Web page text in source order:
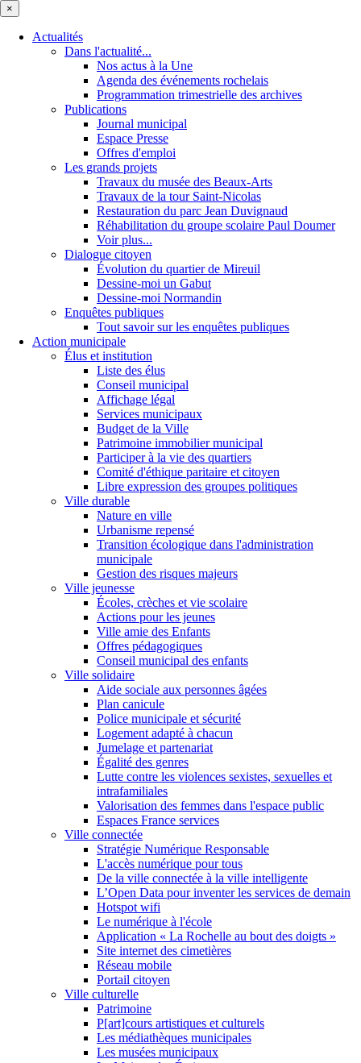
×
Actualités
Dans l'actualité...
Nos actus à la Une
Agenda des événements rochelais
Programmation trimestrielle des archives
Publications
Journal municipal
Espace Presse
Offres d'emploi
Les grands projets
Travaux du musée des Beaux-Arts
Travaux de la tour Saint-Nicolas
Restauration du parc Jean Duvignaud
Réhabilitation du groupe scolaire Paul Doumer
Voir plus...
Dialogue citoyen
Évolution du quartier de Mireuil
Dessine-moi un Gabut
Dessine-moi Normandin
Enquêtes publiques
Tout savoir sur les enquêtes publiques
Action municipale
Élus et institution
Liste des élus
Conseil municipal
Affichage légal
Services municipaux
Budget de la Ville
Patrimoine immobilier municipal
Participer à la vie des quartiers
Comité d'éthique paritaire et citoyen
Libre expression des groupes politiques
Ville durable
Nature en ville
Urbanisme repensé
Transition écologique dans l'administration
municipale
Gestion des risques majeurs
Ville jeunesse
Écoles, crèches et vie scolaire
Actions pour les jeunes
Ville amie des Enfants
Offres pédagogiques
Conseil municipal des enfants
Ville solidaire
Aide sociale aux personnes âgées
Plan canicule
Police municipale et sécurité
Logement adapté à chacun
Jumelage et partenariat
Égalité des genres
Lutte contre les violences sexistes, sexuelles et
intrafamiliales
Valorisation des femmes dans l'espace public
Espaces France services
Ville connectée
Stratégie Numérique Responsable
L'accès numérique pour tous
De la ville connectée à la ville intelligente
L’Open Data pour inventer les services de demain
Hotspot wifi
Le numérique à l'école
Application « La Rochelle au bout des doigts »
Site internet des cimetières
Réseau mobile
Portail citoyen
Ville culturelle
Patrimoine
P[art]cours artistiques et culturels
Les médiathèques municipales
Les musées municipaux